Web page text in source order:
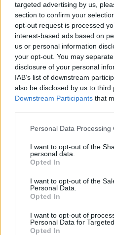
targeted advertising by us,
section to confirm your
opt-out request is processed
interest-based ads based on
us or personal information
your opt-out. You may
disclosure of your personal
IAB’s list of downstream
also be disclosed by us to third
Downstream Participants that
Personal Data Processing
I want to opt-out of the
personal data.
Opted In
I want to opt-out of the
Personal Data.
Opted In
I want to opt-out of
Personal Data for
Opted In
Ακολουθήστε το E-
και μάθετε πρώτοιτα
Ομορφιά, Σχέσεις και
Pink.gr!
Ακολουθήστε το E-